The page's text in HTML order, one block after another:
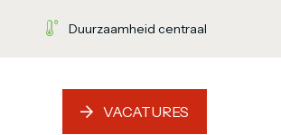
Duurzaamheid centraal
VACATURES